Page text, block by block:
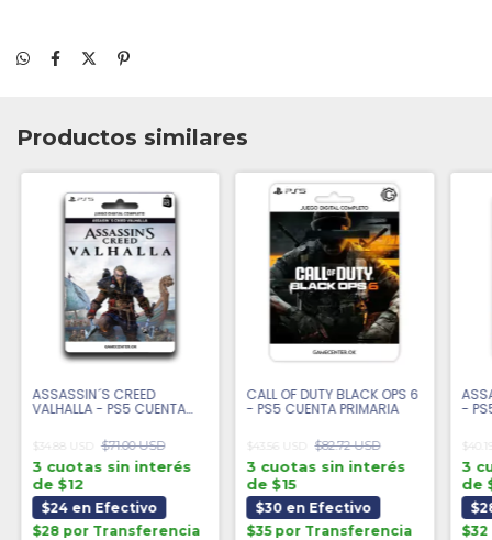
Productos similares
ASSASSIN´S CREED
VALHALLA - PS5 CUENTA
$34.88 USD $71.00 USD
3 cuotas sin interés
de $12
$24 en Efectivo
$28 por Transferencia
CALL OF DUTY BLACK OPS 6
- PS5 CUENTA PRIMARIA
$43.56 USD $82.72 USD
3 cuotas sin interés
de $15
$30 en Efectivo
$35 por Transferencia
-
3
de